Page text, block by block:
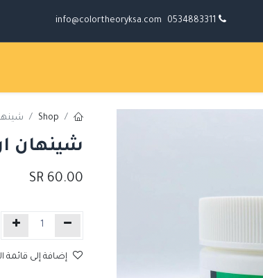
0534883311
info@colortheoryksa.com
Shop
شينهان
60.00
إضافة إلى قائمة